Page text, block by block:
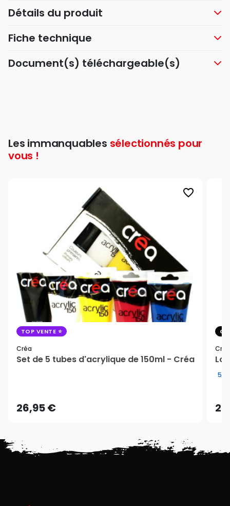
Détails du produit
Fiche technique
Document(s) téléchargeable(s)
Les immanquables sélectionnés pour
vous !
favorite_border
TOP VENTE
Créa
Set de 5 tubes d'acrylique de 150ml - Créa
26,95 €
Créa
5/5